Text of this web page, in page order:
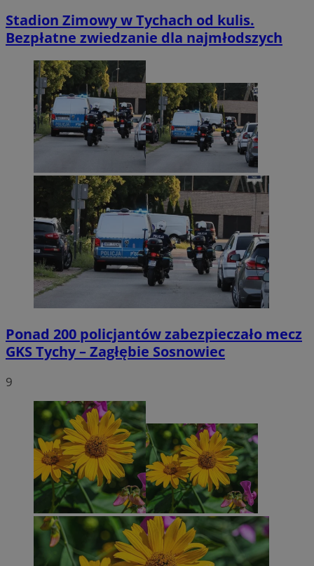
Stadion Zimowy w Tychach od kulis.
Bezpłatne zwiedzanie dla najmłodszych
Ponad 200 policjantów zabezpieczało mecz
GKS Tychy – Zagłębie Sosnowiec
9